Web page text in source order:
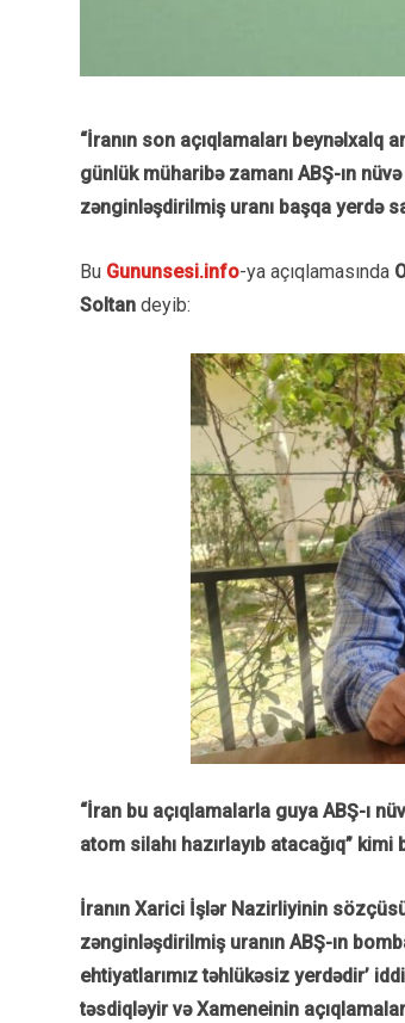
“İranın son açıqlamaları beynəlxalq
günlük müharibə zamanı ABŞ-ın
zənginləşdirilmiş uranı başqa yerdə
Bu Gununsesi.info-ya açıqlamasında
Soltan deyib:
“İran bu açıqlamalarla guya ABŞ-ı
atom silahı hazırlayıb atacağıq”
İranın Xarici İşlər Nazirliyinin
zənginləşdirilmiş uranın ABŞ-ın
ehtiyatlarımız təhlükəsiz yerdədir’
təsdiqləyir və Xameneinin